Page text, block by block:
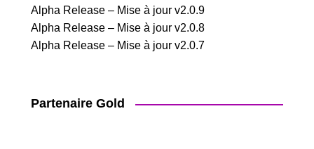
Alpha Release – Mise à jour v2.0.9
Alpha Release – Mise à jour v2.0.8
Alpha Release – Mise à jour v2.0.7
Partenaire Gold